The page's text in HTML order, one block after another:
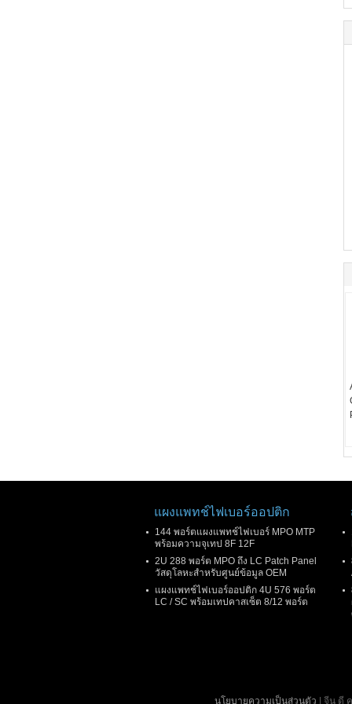
แผงแพทช์ไฟเบอร์ออปติก
144 พอร์ตแผงแพทช์ไฟเบอร์ MPO MTP
พร้อมความจุเทป 8F 12F
2U 288 พอร์ต MPO ถึง LC Patch Panel
วัสดุโลหะสำหรับศูนย์ข้อมูล OEM
แผงแพทช์ไฟเบอร์ออปติก 4U 576 พอร์ต
LC / SC พร้อมเทปคาสเซ็ต 8/12 พอร์ต
นโยบายความเป็นส่วนตัว | จีน ดี